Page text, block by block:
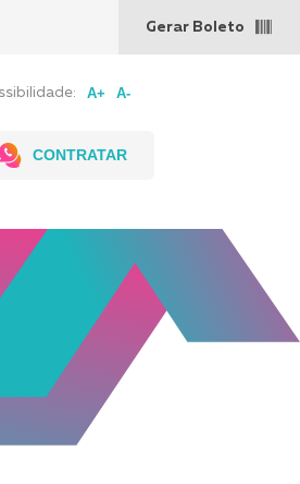
CONTRATAR
de
Gerar Boleto